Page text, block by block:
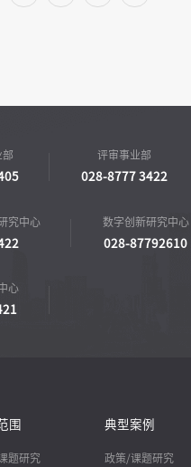
部 评审事业部
028-8777 3422
究中心 数字创新研究中心
028-87792610
心
围
题研究
典型案例
政策/课题研究